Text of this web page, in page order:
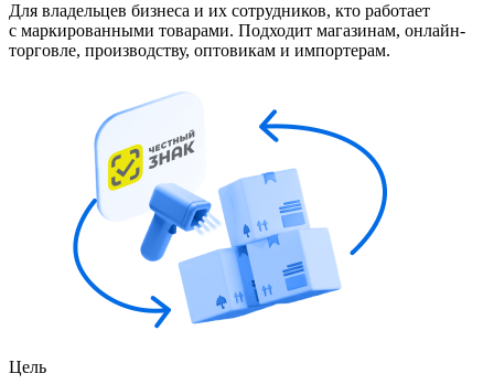
Для владельцев бизнеса и их сотрудников, кто работает
с маркированными товарами. Подходит магазинам, онлайн-
торговле, производству, оптовикам и импортерам.
Цель